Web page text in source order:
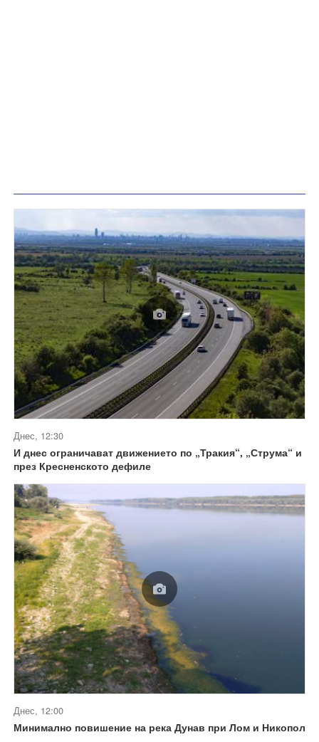
Днес, 12:30
И днес ограничават движението по „Тракия“, „Струма“ и
през Кресненското дефиле
Днес, 12:00
Минимално повишение на река Дунав при Лом и Никопол